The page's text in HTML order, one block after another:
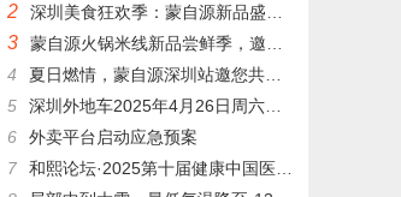
2 深圳美食狂欢季：蒙自源新品盛宴邀您品尝
3
蒙自源火锅米线新品尝鲜季，邀您共享味蕾盛宴！
4
夏日燃情，蒙自源深圳站邀您共赴美食盛宴！
5
深圳外地车2025年4月26日周六限行吗
6
外卖平台启动应急预案
7
和熙论坛·2025第十届健康中国医药连锁发展论坛在泰州举办